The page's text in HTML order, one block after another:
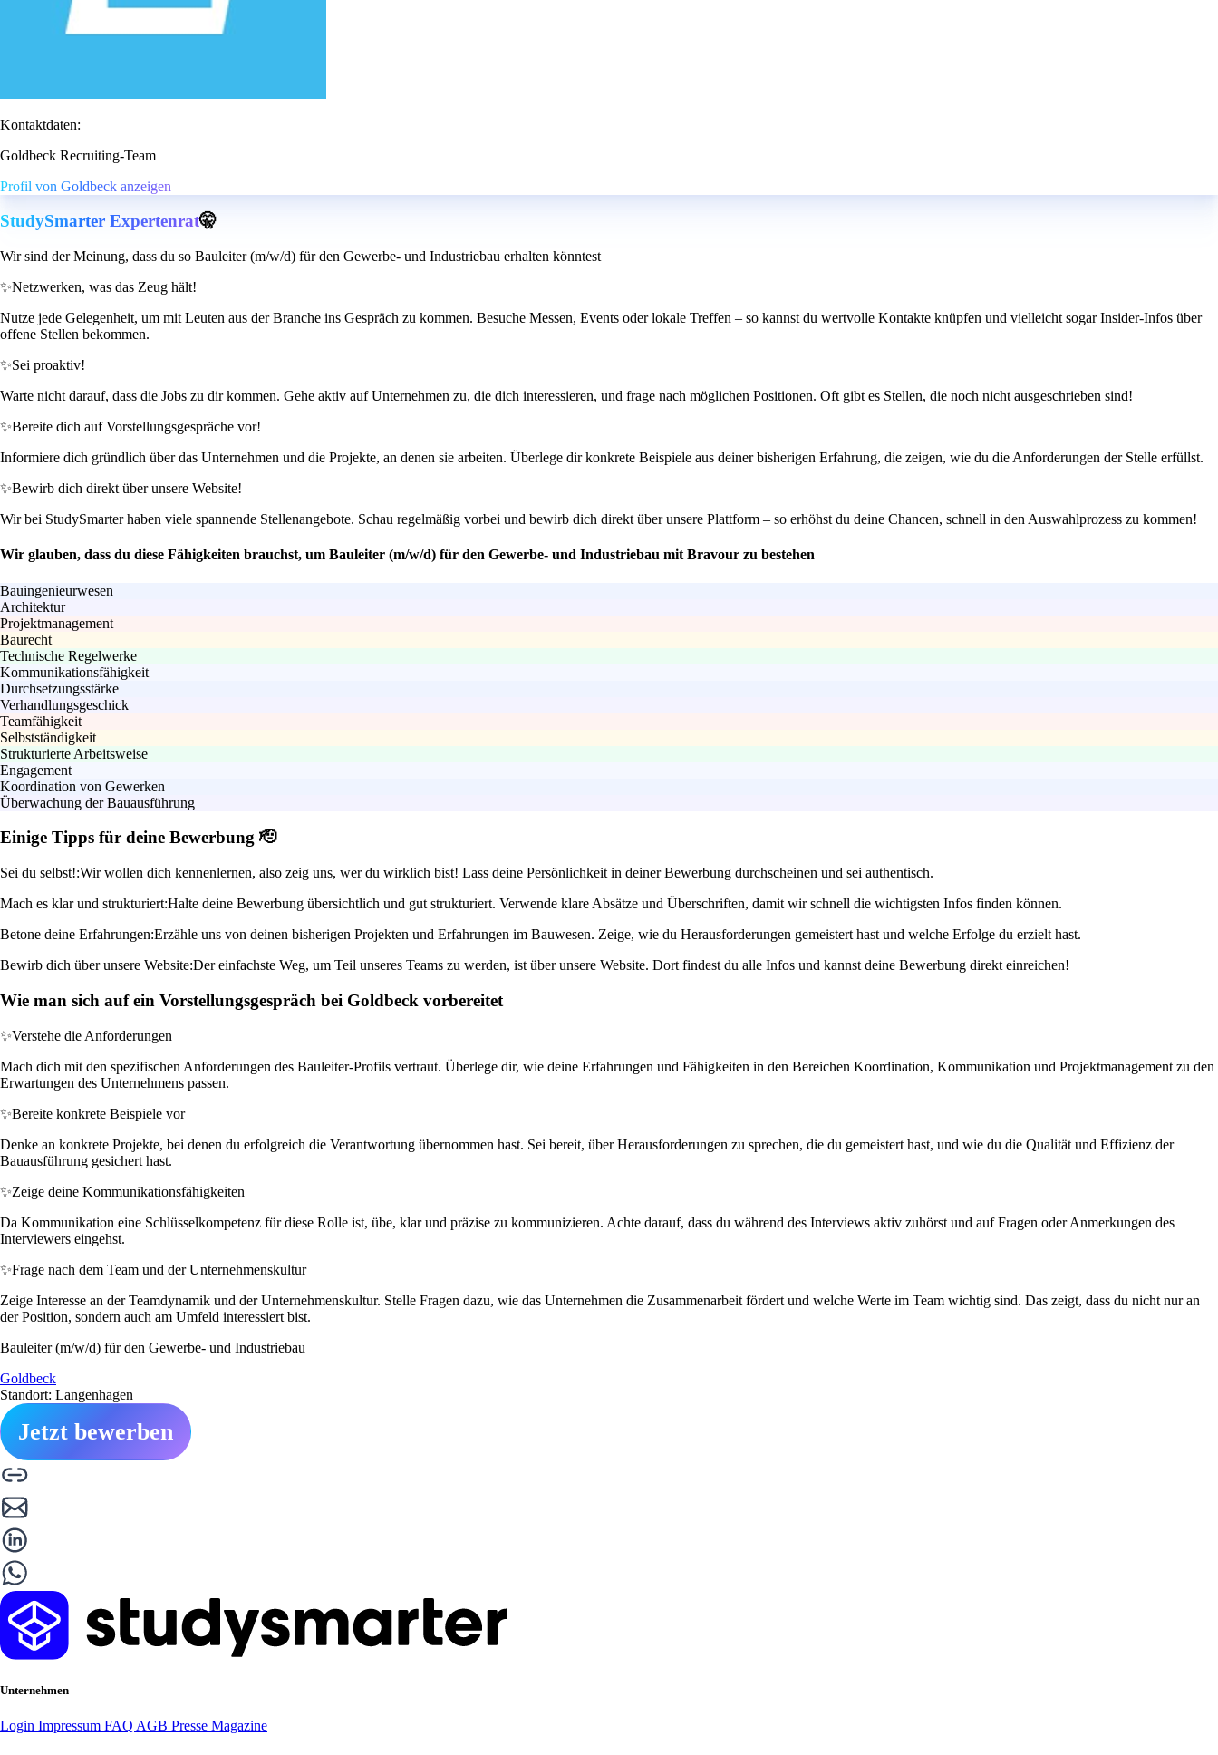
Kontaktdaten:
Goldbeck Recruiting-Team
Profil von Goldbeck anzeigen
StudySmarter Expertenrat🤫
Wir sind der Meinung, dass du so Bauleiter (m/w/d) für den Gewerbe- und Industriebau erhalten könntest
✨Netzwerken, was das Zeug hält!
Nutze jede Gelegenheit, um mit Leuten aus der Branche ins Gespräch zu kommen. Besuche Messen, Events oder lokale Treffen – so kannst du wertvolle Kontakte knüpfen und vielleicht sogar Insider-Infos über
offene Stellen bekommen.
✨Sei proaktiv!
Warte nicht darauf, dass die Jobs zu dir kommen. Gehe aktiv auf Unternehmen zu, die dich interessieren, und frage nach möglichen Positionen. Oft gibt es Stellen, die noch nicht ausgeschrieben sind!
✨Bereite dich auf Vorstellungsgespräche vor!
Informiere dich gründlich über das Unternehmen und die Projekte, an denen sie arbeiten. Überlege dir konkrete Beispiele aus deiner bisherigen Erfahrung, die zeigen, wie du die Anforderungen der Stelle erfüllst.
✨Bewirb dich direkt über unsere Website!
Wir bei StudySmarter haben viele spannende Stellenangebote. Schau regelmäßig vorbei und bewirb dich direkt über unsere Plattform – so erhöhst du deine Chancen, schnell in den Auswahlprozess zu kommen!
Wir glauben, dass du diese Fähigkeiten brauchst, um Bauleiter (m/w/d) für den Gewerbe- und Industriebau mit Bravour zu bestehen
Bauingenieurwesen
Architektur
Projektmanagement
Baurecht
Technische Regelwerke
Kommunikationsfähigkeit
Durchsetzungsstärke
Verhandlungsgeschick
Teamfähigkeit
Selbstständigkeit
Strukturierte Arbeitsweise
Engagement
Koordination von Gewerken
Überwachung der Bauausführung
Einige Tipps für deine Bewerbung 🫡
Sei du selbst!:Wir wollen dich kennenlernen, also zeig uns, wer du wirklich bist! Lass deine Persönlichkeit in deiner Bewerbung durchscheinen und sei authentisch.
Mach es klar und strukturiert:Halte deine Bewerbung übersichtlich und gut strukturiert. Verwende klare Absätze und Überschriften, damit wir schnell die wichtigsten Infos finden können.
Betone deine Erfahrungen:Erzähle uns von deinen bisherigen Projekten und Erfahrungen im Bauwesen. Zeige, wie du Herausforderungen gemeistert hast und welche Erfolge du erzielt hast.
Bewirb dich über unsere Website:Der einfachste Weg, um Teil unseres Teams zu werden, ist über unsere Website. Dort findest du alle Infos und kannst deine Bewerbung direkt einreichen!
Wie man sich auf ein Vorstellungsgespräch bei Goldbeck vorbereitet
✨Verstehe die Anforderungen
Mach dich mit den spezifischen Anforderungen des Bauleiter-Profils vertraut. Überlege dir, wie deine Erfahrungen und Fähigkeiten in den Bereichen Koordination, Kommunikation und Projektmanagement zu den
Erwartungen des Unternehmens passen.
✨Bereite konkrete Beispiele vor
Denke an konkrete Projekte, bei denen du erfolgreich die Verantwortung übernommen hast. Sei bereit, über Herausforderungen zu sprechen, die du gemeistert hast, und wie du die Qualität und Effizienz der
Bauausführung gesichert hast.
✨Zeige deine Kommunikationsfähigkeiten
Da Kommunikation eine Schlüsselkompetenz für diese Rolle ist, übe, klar und präzise zu kommunizieren. Achte darauf, dass du während des Interviews aktiv zuhörst und auf Fragen oder Anmerkungen des
Interviewers eingehst.
✨Frage nach dem Team und der Unternehmenskultur
Zeige Interesse an der Teamdynamik und der Unternehmenskultur. Stelle Fragen dazu, wie das Unternehmen die Zusammenarbeit fördert und welche Werte im Team wichtig sind. Das zeigt, dass du nicht nur an
der Position, sondern auch am Umfeld interessiert bist.
Bauleiter (m/w/d) für den Gewerbe- und Industriebau
Goldbeck
Standort: Langenhagen
Jetzt bewerben
Unternehmen
Login Impressum FAQ AGB Presse Magazine